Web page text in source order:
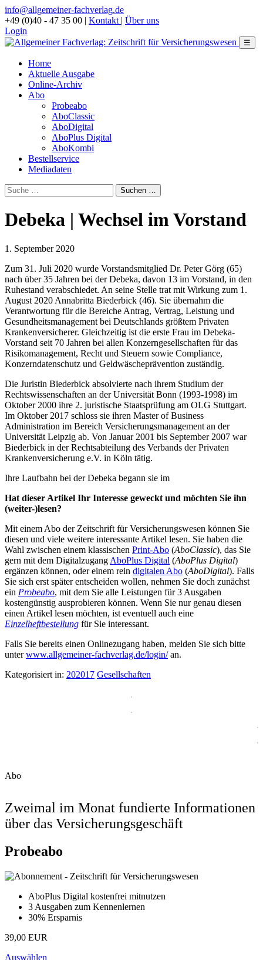
info@allgemeiner-fachverlag.de
+49 (0)40 - 47 35 00 | Kontakt | Über uns
Login
☰
Home
Aktuelle Ausgabe
Online-Archiv
Abo
Probeabo
AboClassic
AboDigital
AboPlus Digital
AboKombi
Bestellservice
Mediadaten
Debeka | Wechsel im Vorstand
1. September 2020
Zum 31. Juli 2020 wurde Vorstandsmitglied Dr. Peter Görg (65)
nach über 35 Jahren bei der Debeka, davon 13 im Vorstand, in den
Ruhestand verabschiedet. An seine Stelle trat mit Wirkung zum 1.
August 2020 Annabritta Biederbick (46). Sie übernahm die
Verantwortung für die Bereiche Antrag, Vertrag, Leistung und
Gesundheitsmanagement bei Deutschlands größtem Privaten
Krankenversicherer. Gleichzeitig ist die erste Frau im Debeka-
Vorstand seit 70 Jahren bei allen Konzerngesellschaften für das
Risikomanagement, Recht und Steuern sowie Compliance,
Konzerndatenschutz und Geldwäscheprävention zuständig.
Die Juristin Biederbick absolvierte nach ihrem Studium der
Rechtswissenschaften an der Universität Bonn (1993-1998) im
Oktober 2000 ihre 2. juristische Staatsprüfung am OLG Stuttgart.
Im Oktober 2017 schloss sie ihren Master of Business
Administration im Bereich Versicherungsmanagement an der
Universität Leipzig ab. Von Januar 2001 bis September 2007 war
Biederbick in der Rechtsabteilung des Verbands der Privaten
Krankenversicherung e.V. in Köln tätig.
Ihre Laufbahn bei der Debeka begann sie im
Hat dieser Artikel Ihr Interesse geweckt und möchten Sie ihn
(weiter-)lesen?
Mit einem Abo der Zeitschrift für Versicherungswesen können Sie
diesen und viele weitere interessante Artikel lesen. Sie haben die
Wahl zwischen einem klassischen Print-Abo (AboClassic), das Sie
gern mit dem Digitalzugang AboPlus Digital (AboPlus Digital)
ergänzen können, oder einem rein digitalen Abo (AboDigital). Falls
Sie sich erst später entscheiden wollen, nehmen Sie doch zunächst
ein Probeabo, mit dem Sie alle Leistungen für 3 Ausgaben
kostengünstig ausprobieren können. Wenn Sie nur genau diesen
einen Artikel lesen möchten, ist eventuell auch eine
Einzelheftbestellung für Sie interessant.
Falls Sie bereits einen Onlinezugang haben, melden Sie sich bitte
unterwww.allgemeiner-fachverlag.de/login/an.
Kategorisiert in: 202017 Gesellschaften
Abo
Zweimal im Monat fundierte Informationen
über das Versicherungsgeschäft
Probeabo
AboPlus Digital kostenfrei mitnutzen
3 Ausgaben zum Kennenlernen
30% Ersparnis
39,00 EUR
Auswählen